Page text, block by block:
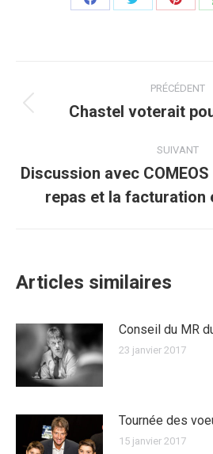
PartagerPartager
article
PRÉCÉDENT
Article
:
Chastel voterait
SUIVANT
Discussion avec
repas et la facturation
Articles similaires
Conseil du MR
23 janvier 2017
Tournée des
15 janvier 2017